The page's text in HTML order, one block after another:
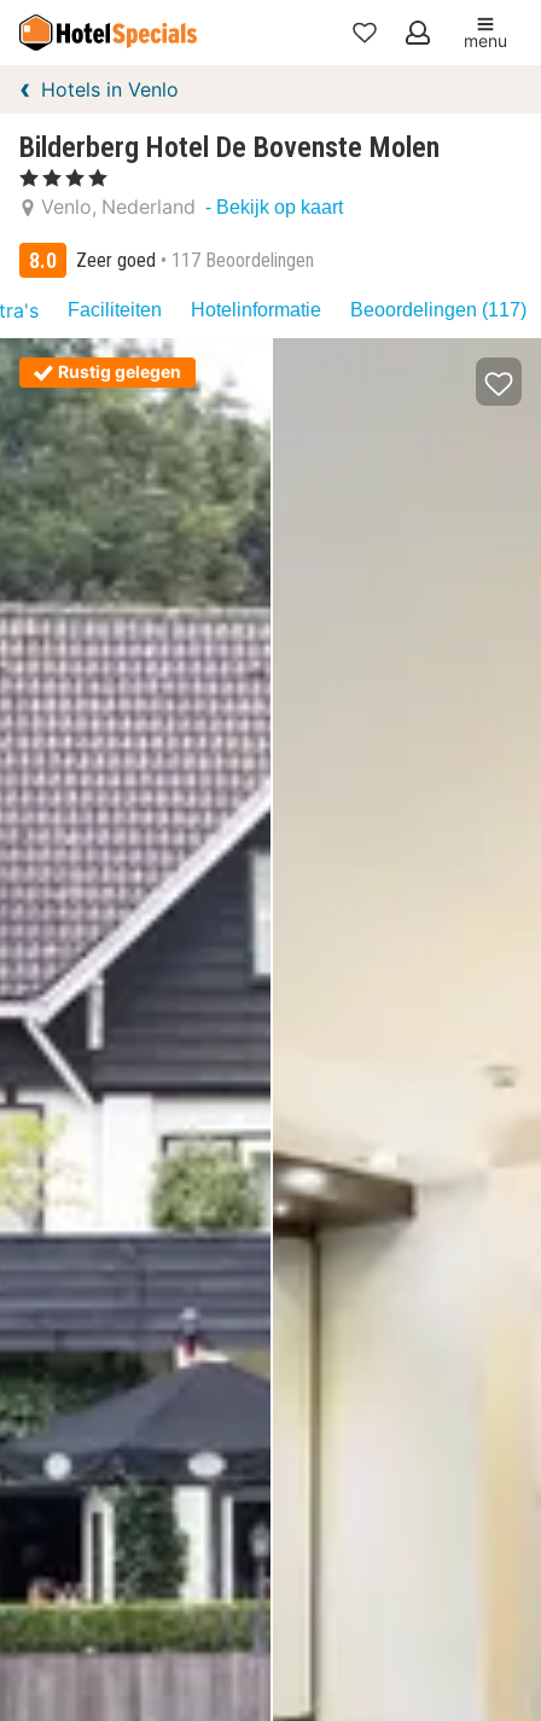
Mijn
menu
Hotels in Venlo
Bilderberg Hotel De Bovenste Molen
, 4 Sterren
Venlo Nederland - Bekijk op kaart
8.0 Zeer goed 117 Beoordelingen
Faciliteiten Hotelinformatie Beoordelingen (117)
Rustig gelegen